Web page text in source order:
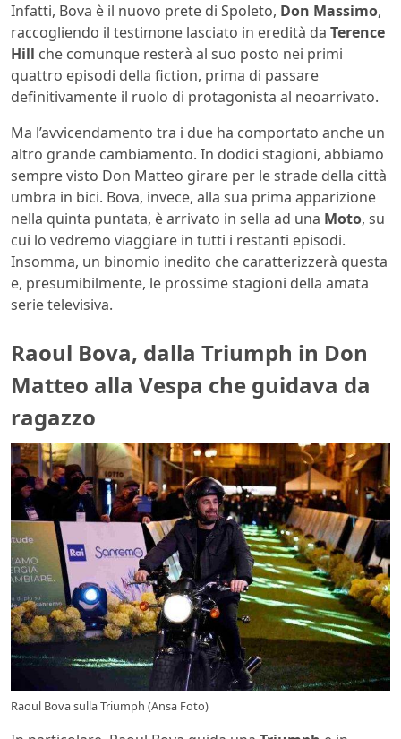
Infatti, Bova è il nuovo prete di Spoleto, Don Massimo,
raccogliendo il testimone lasciato in eredità da Terence
Hill che comunque resterà al suo posto nei primi
quattro episodi della fiction, prima di passare
definitivamente il ruolo di protagonista al neoarrivato.
Ma l’avvicendamento tra i due ha comportato anche un
altro grande cambiamento. In dodici stagioni, abbiamo
sempre visto Don Matteo girare per le strade della città
umbra in bici. Bova, invece, alla sua prima apparizione
nella quinta puntata, è arrivato in sella ad una Moto, su
cui lo vedremo viaggiare in tutti i restanti episodi.
Insomma, un binomio inedito che caratterizzerà questa
e, presumibilmente, le prossime stagioni della amata
serie televisiva.
Raoul Bova, dalla Triumph in Don
Matteo alla Vespa che guidava da
ragazzo
Raoul Bova sulla Triumph (Ansa Foto)